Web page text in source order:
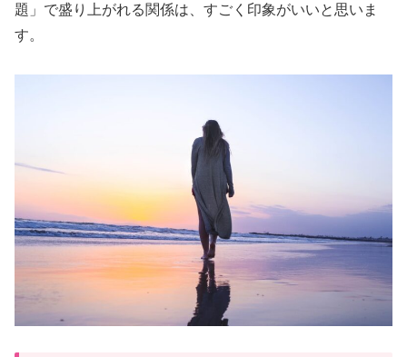
題」で盛り上がれる関係は、すごく印象がいいと思いま
す。